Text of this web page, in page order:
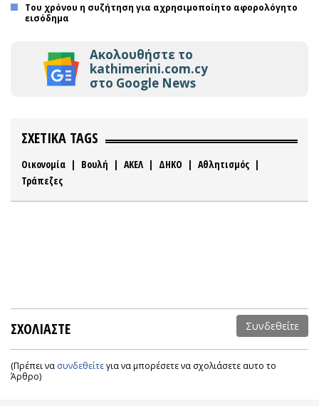
Του χρόνου η συζήτηση για αχρησιμοποίητο αφορολόγητο
εισόδημα
Ακολουθήστε το
kathimerini.com.cy
στο Google News
ΣΧΕΤΙΚΑ TAGS
Οικονομία | Βουλή | ΑΚΕΛ | ΔΗΚΟ | Αθλητισμός |
Τράπεζες
ΣΧΟΛΙΑΣΤΕ Συνδεθείτε
(Πρέπει να συνδεθείτεγια να μπορέσετε να σχολιάσετε αυτο το
Άρθρο)